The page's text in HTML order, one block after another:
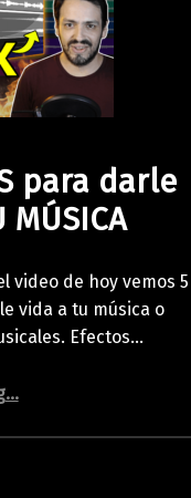
para darle
MÚSICA
video de hoy vemos 5
vida a tu música o
Efectos…
“5 EFECTOS para darle VIDA A TU MÚSICA”
…